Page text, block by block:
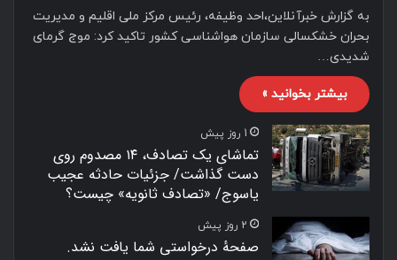
به گزارش خبرآنلاین،احد وظیفه، رئیس مرکز ملی اقلیم و مدیریت
بحران خشکسالی سازمان هواشناسی کشور تاکید کرد: موج گرمای
شدیدی…
بیشتر بخوانید »
1 روز پیش
تماشای یک تصادف، ۱۴ مصدوم روی
دست گذاشت/ جزئیات حادثه عجیب
یاسوج/ «تصادف ثانویه» چیست؟
2 روز پیش
صفحهٔ درخواستی شما یافت نشد.